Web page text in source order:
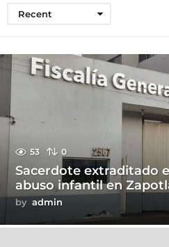
Recent
53 0
Sacerdote extraditado
abuso infantil en
by admin